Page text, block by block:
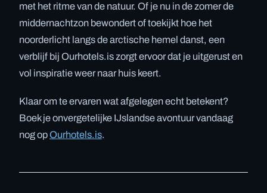
met het ritme van de natuur. Of je nu in de zomer de
middernachtzon bewondert of toekijkt hoe het
noorderlicht langs de arctische hemel danst, een
verblijf bij Ourhotels.is zorgt ervoor dat je uitgerust en
vol inspiratie weer naar huis keert.
Klaar om te ervaren wat afgelegen echt betekent?
Boek je onvergetelijke IJslandse avontuur vandaag
nog opOurhotels.is.